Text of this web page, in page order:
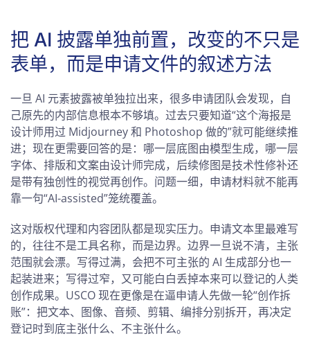
把 AI 披露单独前置，改变的不只是
表单，而是申请文件的叙述方法
一旦 AI 元素披露被单独拉出来，很多申请团队会发现，自
己原先的内部信息根本不够填。过去只要知道“这个海报是
设计师用过 Midjourney 和 Photoshop 做的”就可能继续推
进；现在更需要回答的是：哪一层底图由模型生成，哪一层
字体、排版和文案由设计师完成，后续修图是技术性修补还
是带有独创性的视觉再创作。问题一细，申请材料就不能再
靠一句“AI-assisted”笼统覆盖。
这对版权代理和内容团队都是现实压力。申请文本里最难写
的，往往不是工具名称，而是边界。边界一旦说不清，主张
范围就会漂。写得过满，会把不可主张的 AI 生成部分也一
起装进来；写得过窄，又可能白白丢掉本来可以登记的人类
创作成果。USCO 现在更像是在逼申请人先做一轮“创作拆
账”：把文本、图像、音频、剪辑、编排分别拆开，再决定
登记时到底主张什么、不主张什么。